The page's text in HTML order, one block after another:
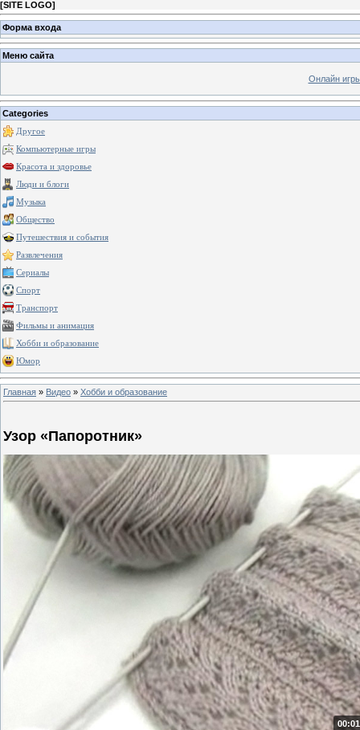
[SITE LOGO]
Форма входа
Меню сайта
Онлайн
Categories
Другое
Компьютерные игры
Красота и здоровье
Люди и блоги
Музыка
Общество
Путешествия и события
Развлечения
Сериалы
Спорт
Транспорт
Фильмы и анимация
Хобби и образование
Юмор
Главная » Видео » Хобби и образование
Узор «Папоротник»